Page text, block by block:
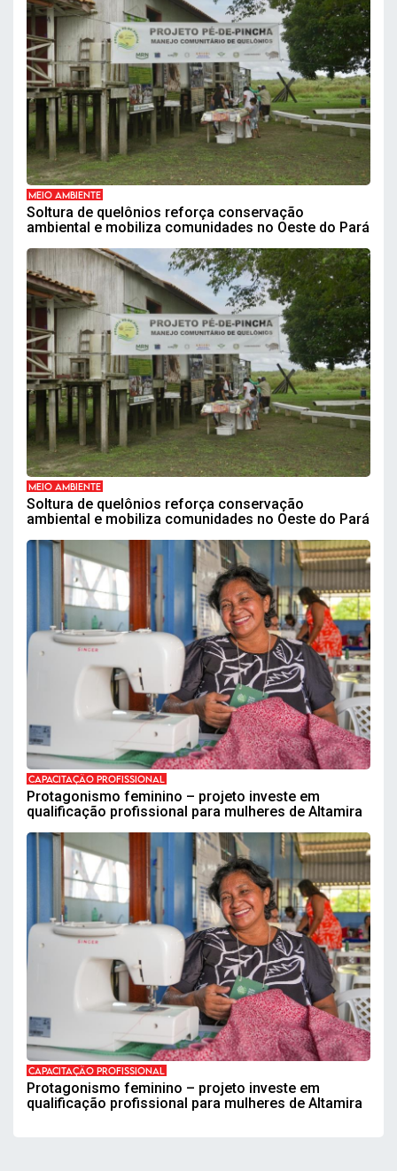
MEIO AMBIENTE
Soltura de quelônios reforça conservação
ambiental e mobiliza comunidades no Oeste do Pará
MEIO AMBIENTE
Soltura de quelônios reforça conservação
ambiental e mobiliza comunidades no Oeste do Pará
CAPACITAÇÃO PROFISSIONAL
Protagonismo feminino – projeto investe em
qualificação profissional para mulheres de Altamira
CAPACITAÇÃO PROFISSIONAL
Protagonismo feminino – projeto investe em
qualificação profissional para mulheres de Altamira